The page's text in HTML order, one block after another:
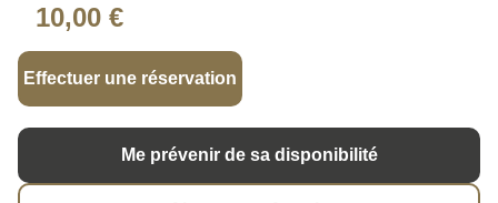
10,00 €
Effectuer une réservation
Me prévenir de sa disponibilité